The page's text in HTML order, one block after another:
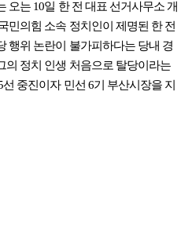
오는 10일 한 전 대표 선거사무소 개
민의힘 소속 정치인이 제명된 한 전
행위 논란이 불가피하다는 당내 경
의 정치 인생 처음으로 탈당이라는
중진이자 민선 6기 부산시장을 지